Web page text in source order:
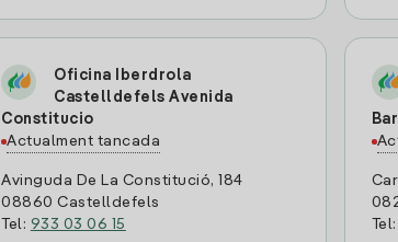
Oficina Iberdrola
Castelldefels Avenida
Constitucio
Actualment tancada
Avinguda De La Constitució, 184
08860 Castelldefels
Tel: 933 03 06 15